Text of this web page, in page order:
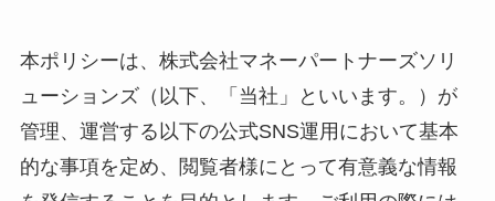
本ポリシーは、株式会社マネーパートナーズソリ
ューションズ（以下、「当社」といいます。）が
管理、運営する以下の公式SNS運用において基本
的な事項を定め、閲覧者様にとって有意義な情報